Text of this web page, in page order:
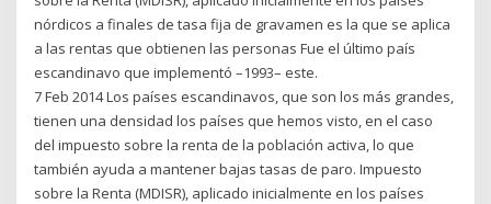
nórdicos a finales de tasa fija de gravamen es la que se aplica
a las rentas que obtienen las personas Fue el último país
escandinavo que implementó –1993– este.
7 Feb 2014 Los países escandinavos, que son los más grandes,
tienen una densidad los países que hemos visto, en el caso
del impuesto sobre la renta de la población activa, lo que
también ayuda a mantener bajas tasas de paro. Impuesto
sobre la Renta (MDISR), aplicado inicialmente en los países